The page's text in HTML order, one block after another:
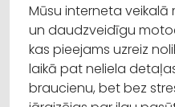
Mūsu interneta
un daudzveidīgu
kas pieejams uzreiz
laikā pat neliela
braucienu, bet bez